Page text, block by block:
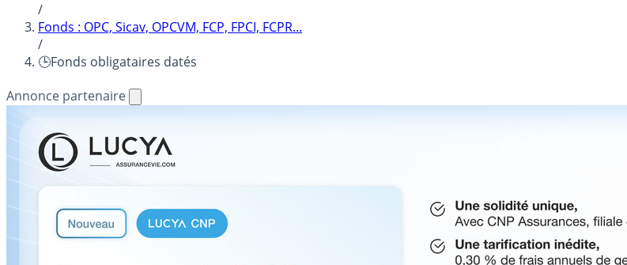
/
Fonds : OPC, Sicav, OPCVM, FCP, FPCI, FCPR...
/
🕒Fonds obligataires datés
Annonce partenaire